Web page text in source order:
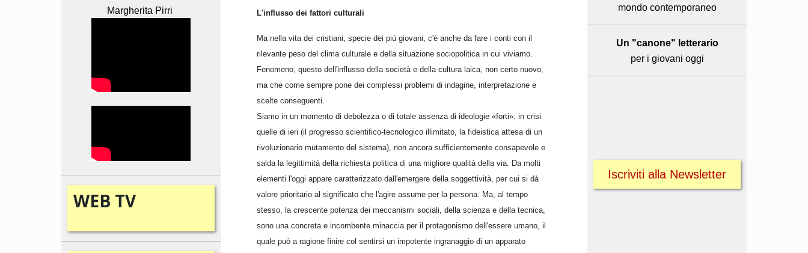
Margherita Pirri
WEB TV
L'influsso dei fattori culturali
Ma nella vita dei cristiani, specie dei più giovani, c'è anche da fare i conti con il
rilevante peso del clima culturale e della situazione sociopolitica in cui viviamo.
Fenomeno, questo dell'influsso della società e della cultura laica, non certo nuovo,
ma che come sempre pone dei complessi problemi di indagine, interpretazione e
scelte conseguenti.
Siamo in un momento di debolezza o di totale assenza di ideologie «forti»: in crisi
quelle di ieri (il progresso scientifico-tecnologico illimitato, la fideistica attesa di un
rivoluzionario mutamento del sistema), non ancora sufficientemente consapevole e
salda la legittimità della richiesta politica di una migliore qualità della via. Da molti
elementi l'oggi appare caratterizzato dall'emergere della soggettività, per cui si dà
valore prioritario al significato che l'agire assume per la persona. Ma, al tempo
stesso, la crescente potenza dei meccanismi sociali, della scienza e della tecnica,
sono una concreta e incombente minaccia per il protagonismo dell'essere umano, il
quale può a ragione finire col sentirsi un impotente ingranaggio di un apparato
mondo contemporaneo
Un "canone" letterario
per i giovani oggi
Iscriviti alla Newsletter